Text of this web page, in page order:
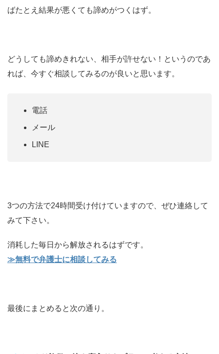
ばたとえ結果が悪くても諦めがつくはず。
どうしても諦めきれない、相手が許せない！というのであ
れば、今すぐ相談してみるのが良いと思います。
電話
メール
LINE
3つの方法で24時間受け付けていますので、ぜひ連絡して
みて下さい。
消耗した毎日から解放されるはずです。
≫無料で弁護士に相談してみる
最後にまとめると次の通り。